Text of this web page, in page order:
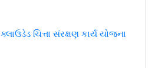
ક્લાઉડેડ ચિત્તા સંરક્ષણ કાર્ય યોજના